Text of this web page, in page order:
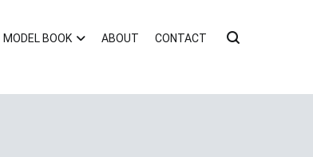
MODEL BOOK ABOUT CONTACT